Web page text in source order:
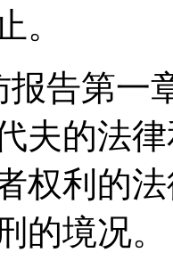
。
报告第一
夫的法
权利的
的境况。